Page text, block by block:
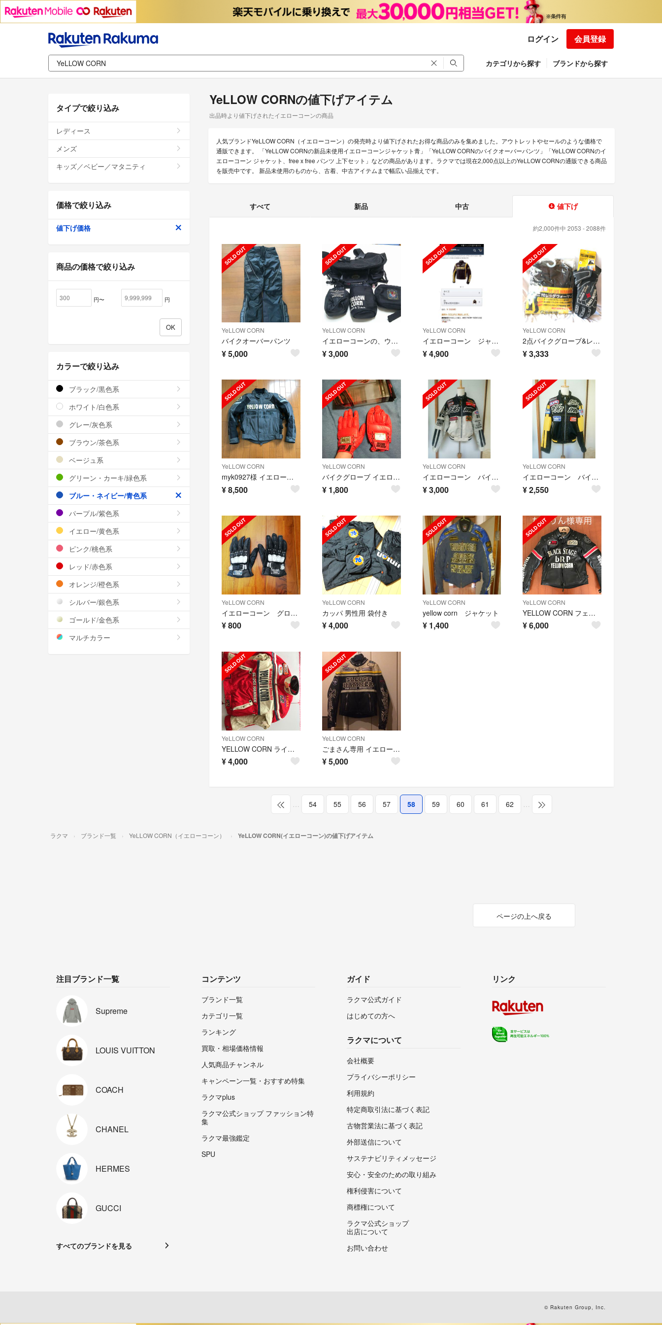
ログイン 会員登録
カテゴリから探す ブランドから探す
YeLLOW CORNの値下げアイテム
出品時より値下げされたイエローコーンの商品
人気ブランドYeLLOW CORN（イエローコーン）の発売時より値下げされたお得な商品のみを集めました。アウトレットやセールのような価格で
通販できます。 「YeLLOW CORNの新品未使用イエローコーンジャケット青」「YeLLOW CORNのバイクオーバーパンツ」「YeLLOW CORNのイ
エローコーン ジャケット、free x free パンツ 上下セット」などの商品があります。ラクマでは現在2,000点以上のYeLLOW CORNの通販できる商品
を販売中です。 新品未使用のものから、古着、中古アイテムまで幅広い品揃えです。
すべて 新品 中古 値下げ
約2,000件中 2053 - 2088件
YeLLOW CORN
バイクオーバーパンツ
¥5,000
YeLLOW CORN
イエローコーンの、ウェストポーチ
¥3,000
YeLLOW CORN
イエローコーン ジャケット
¥4,900
YeLLOW CORN
2点バイクグローブ&レッグウォーマーセット未使用
¥3,333
YeLLOW CORN
myk0927様 イエローコーン 秋冬用 ジャケット
¥8,500
YeLLOW CORN
バイクグローブ イエローコーン
¥ 1,800
YeLLOW CORN
イエローコーン バイク用ライダーズジャケット
¥3,000
YeLLOW CORN
イエローコーン バイク用ライダーズジャケット
¥2,550
YeLLOW CORN
イエローコーン グローブ
¥800
YeLLOW CORN
カッパ 男性用 袋付き
¥4,000
YeLLOW CORN
yellow corn ジャケット
¥ 1,400
YeLLOW CORN
YELLOW CORN フェイクレザージャケット YB-9312
¥6,000
YeLLOW CORN
YELLOW CORN ライダースジャケット
¥4,000
YeLLOW CORN
ごまさん専用 イエローコーン ジャケット
¥5,000
54 55 56 57 58 59 60 61 62
タイプで絞り込み
レディース
メンズ
キッズ／ベビー／マタニティ
価格で絞り込み
値下げ価格
商品の価格で絞り込み
円〜 円
カラーで絞り込み
ブラック/黒色系
ホワイト/白色系
グレー/灰色系
ブラウン/茶色系
ベージュ系
グリーン・カーキ/緑色系
ブルー・ネイビー/青色系
パープル/紫色系
イエロー/黄色系
ピンク/桃色系
レッド/赤色系
オレンジ/橙色系
シルバー/銀色系
ゴールド/金色系
マルチカラー
ラクマ ブランド一覧 YeLLOW CORN（イエローコーン） YeLLOW CORN(イエローコーン)の値下げアイテム
ページの上へ戻る
注目ブランド一覧
Supreme
LOUIS VUITTON
COACH
CHANEL
HERMES
GUCCI
すべてのブランドを見る
コンテンツ
ブランド一覧
カテゴリ一覧
ランキング
買取・相場価格情報
人気商品チャンネル
キャンペーン一覧・おすすめ特集
ラクマplus
ラクマ公式ショップ ファッション特
集
ラクマ最強鑑定
SPU
ガイド
ラクマ公式ガイド
はじめての方へ
ラクマについて
会社概要
プライバシーポリシー
利用規約
特定商取引法に基づく表記
古物営業法に基づく表記
外部送信について
サステナビリティメッセージ
安心・安全のための取り組み
権利侵害について
商標権について
ラクマ公式ショップ
出店について
お問い合わせ
リンク
© Rakuten Group, Inc.